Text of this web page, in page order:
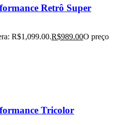
Retrô Super
R$1,099.00.R$989.00O preço
Tricolor